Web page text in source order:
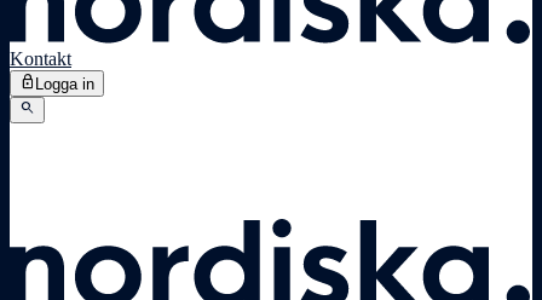
Kontakt
lock Logga in
search